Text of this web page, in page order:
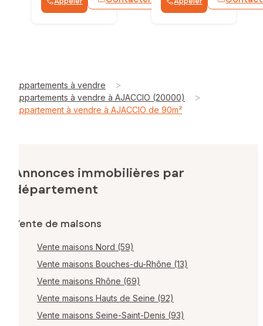
Appartements à vendre >
Appartements à vendre à AJACCIO (20000) >
Appartement à vendre à AJACCIO de 90m²
Annonces immobilières par
département
Vente de maisons
Vente maisons Nord (59)
Vente maisons Bouches-du-Rhône (13)
Vente maisons Rhône (69)
Vente maisons Hauts de Seine (92)
Vente maisons Seine-Saint-Denis (93)